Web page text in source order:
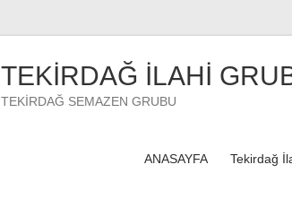
TEKİRDAĞ İLAHİ
TEKİRDAĞ SEMAZEN GRUBU
ANASAYFA Tekirdağ